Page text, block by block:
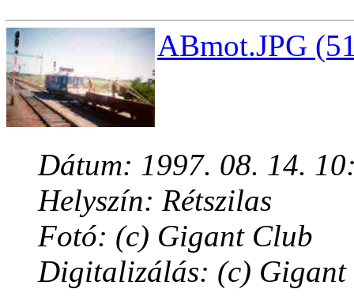
ABmot.JPG
Dátum: 1997. 08. 14.
Helyszín: Rétszilas
Fotó: (c) Gigant Club
Digitalizálás: (c) Gigant